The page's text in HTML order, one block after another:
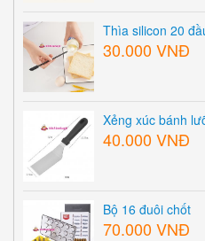
Thìa silicon 20
30.000 VNĐ
Xẻng xúc bánh
40.000 VNĐ
Bộ 16 đuôi chốt
70.000 VNĐ